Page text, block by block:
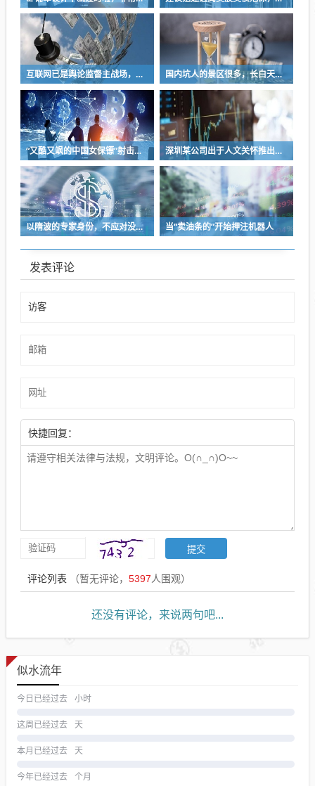
互联网已是舆论监督主战场，让我们用这五点珍惜它 国内坑人的景区很多，长白天池只是其中被坑印象最深的那一个
“又酷又飒的中国女保镖”射击夺冠 深圳某公司出于人文关怀推出内部托管，结果无孩单身员工举报了，核心理由有两个
以隋波的专家身份，不应对没统一标准的口味指手画脚，依仗专家身份欺负一线厨师 当“卖油条的”开始押注机器人
发表评论
快捷回复：
评论列表 （暂无评论， 5397人围观）
还没有评论，来说两句吧...
似水流年
今日已经过去 小时
这周已经过去 天
本月已经过去 天
今年已经过去 个月